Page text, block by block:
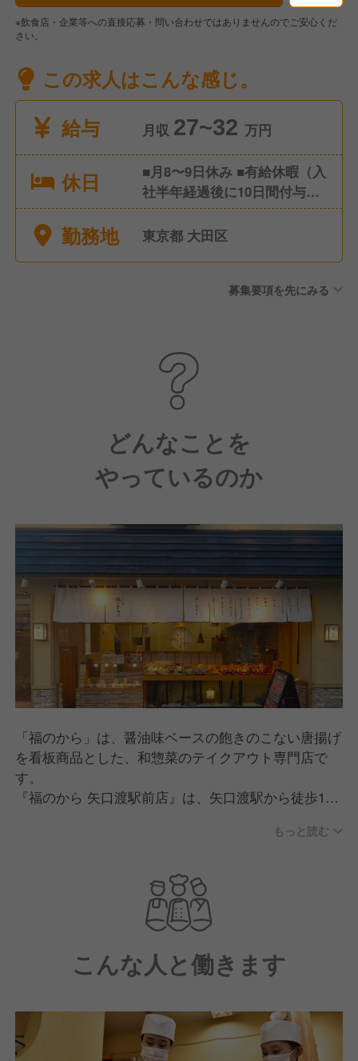
※飲食店・企業等への直接応募・問い合わせではありませんのでご安心くだ
さい。
この求人はこんな感じ。
給与
月収 27~32 万円
休日
■月8〜9日休み ■有給休暇（入
社半年経過後に10日間付与）
■年末年始休暇 ■夏季休暇（4
日間） ■慶弔休暇
勤務地 東京都 大田区
募集要項を先にみる
どんなことを
やっているのか
「福のから」は、醤油味ベースの飽きのこない唐揚げ
を看板商品とした、和惣菜のテイクアウト専門店で
す。
『福のから 矢口渡駅前店』は、矢口渡駅から徒歩1分
唐揚げは、厳選した鶏肉や最適なカットサイズ、特製
ダレと唐揚げ粉の開発、さらには油の独自ブレンドに
至るまで、素材と製法に徹底的にこだわっています。
お弁当類は、筍や秋鮭など、四季折々の食材を活かし
た季節ごはん、手軽に楽しめる丼もの、ボリューム満
点の幕の内弁当など多彩なラインアップ。
え、年間20種類以上の季節商品・新商品を展開。幅広
いお客様にご支持をいただいています。
もっと読む
こんな人と働きます